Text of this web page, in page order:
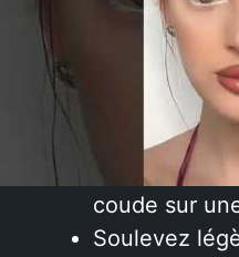
d’adopter
Passez par
plutôt que
continu.
Stabilisez
coude sur
Soulevez